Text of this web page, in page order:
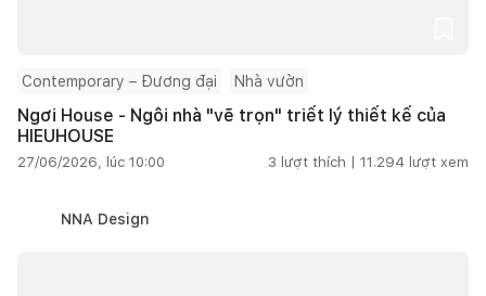
Contemporary – Đương đại Nhà vườn
Ngơi House - Ngôi nhà "vẽ trọn" triết lý thiết kế của
HIEUHOUSE
27/06/2026, lúc 10:00 3 lượt thích | 11.294 lượt xem
NNA Design